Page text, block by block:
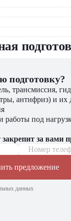
выкладки
решение для
груза
газов и низкий
груза
в
Heli,
подготовку?
трансмиссия,
антифриз) и их
работы под
за вами
Номер
предложение
данных